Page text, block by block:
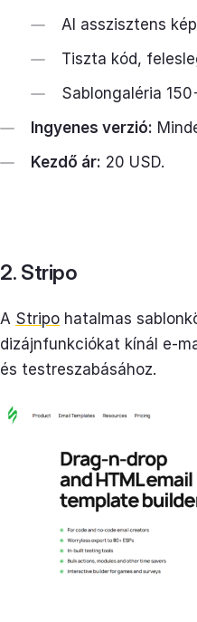
AI asszisztens
Tiszta kód,
Sablongaléria
Ingyenes verzió:
Kezdő ár: 20 USD.
2. Stripo
A Stripo hatalmas
dizájnfunkciókat kínál e-
és testreszabásához.